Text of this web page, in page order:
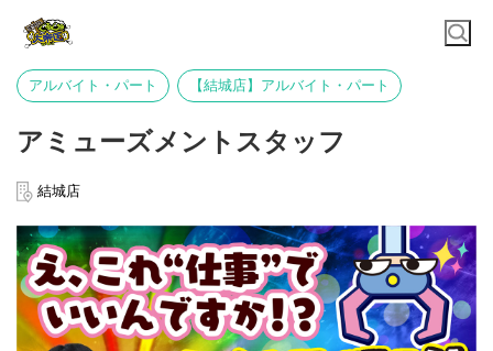
アルバイト・パート 【結城店】アルバイト・パート
アミューズメントスタッフ
結城店